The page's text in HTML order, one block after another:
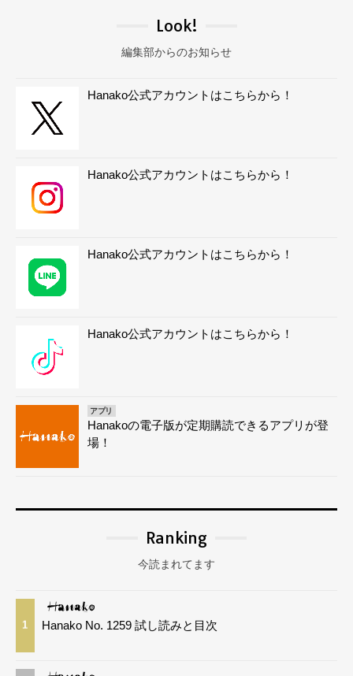
Look!
編集部からのお知らせ
Hanako公式アカウントはこちらから！
Hanako公式アカウントはこちらから！
Hanako公式アカウントはこちらから！
Hanako公式アカウントはこちらから！
アプリ
Hanakoの電子版が定期購読できるアプリが登
場！
Ranking
今読まれてます
1 Hanako No. 1259 試し読みと目次